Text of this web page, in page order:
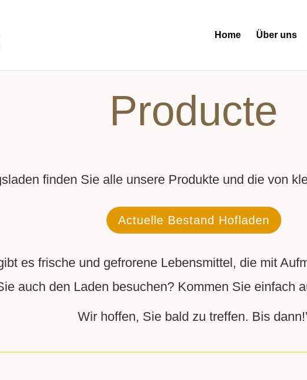
Home Über uns
Producte
finden Sie alle unsere Produkte und die von
Actuelle Bestand Hofladen
es frische und gefrorene Lebensmittel, die mit
auch den Laden besuchen? Kommen Sie einfach
Wir hoffen, Sie bald zu treffen. Bis